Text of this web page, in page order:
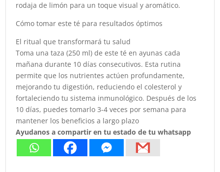
rodaja de limón para un toque visual y aromático.
Cómo tomar este té para resultados óptimos
El ritual que transformará tu salud
Toma una taza (250 ml) de este té en ayunas cada
mañana durante 10 días consecutivos. Esta rutina
permite que los nutrientes actúen profundamente,
mejorando tu digestión, reduciendo el colesterol y
fortaleciendo tu sistema inmunológico. Después de los
10 días, puedes tomarlo 3-4 veces por semana para
mantener los beneficios a largo plazo
Ayudanos a compartir en tu estado de tu whatsapp